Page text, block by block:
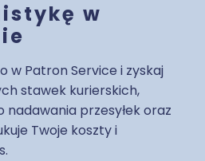
w
w Patron Service i zyskaj
stawek kurierskich,
nadawania przesyłek oraz
Twoje koszty i